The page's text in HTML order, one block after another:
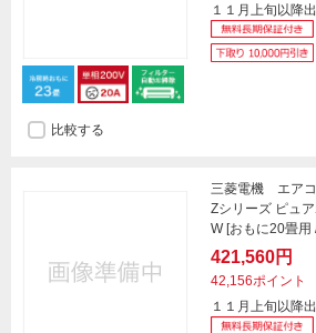
１１月上旬以降
比較する
三菱電機 エアコ
Zシリーズ ピュ
W [おもに20畳用
421,560円
42,156ポイント
１１月上旬以降